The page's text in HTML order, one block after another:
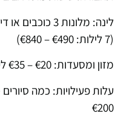
(7 לילות: €490 – €840)
מזון ומסעדות: €20 – €35 ליום (7 ימים: €140 – €245)
€200